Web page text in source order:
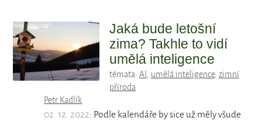
Jaká bude letošní
zima? Takhle to vidí
umělá inteligence
témata: AI , umělá inteligence, zimní
příroda
Petr Kadlík
02. 12. 2022: Podle kalendáře by sice už měly všude